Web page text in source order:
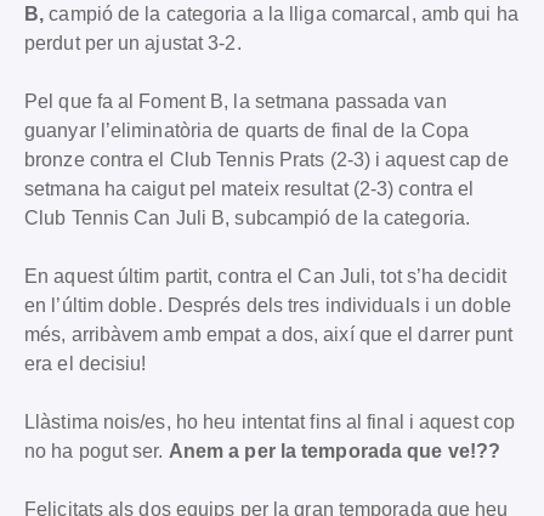
B, campió de la categoria a la lliga comarcal, amb qui ha
perdut per un ajustat 3-2.
Pel que fa al Foment B, la setmana passada van
guanyar l’eliminatòria de quarts de final de la Copa
bronze contra el Club Tennis Prats (2-3) i aquest cap de
setmana ha caigut pel mateix resultat (2-3) contra el
Club Tennis Can Juli B, subcampió de la categoria.
En aquest últim partit, contra el Can Juli, tot s’ha decidit
en l’últim doble. Després dels tres individuals i un doble
més, arribàvem amb empat a dos, així que el darrer punt
era el decisiu!
Llàstima nois/es, ho heu intentat fins al final i aquest cop
no ha pogut ser. Anem a per la temporada que ve!??
Felicitats als dos equips per la gran temporada que heu